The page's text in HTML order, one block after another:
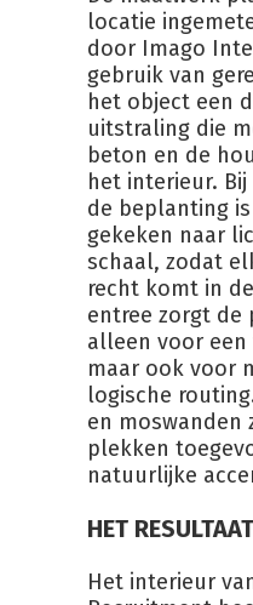
locatie
door Imago
gebruik van
het object een
uitstraling die
beton en de
het interieur.
de beplanting
gekeken naar
schaal, zodat
recht komt in
entree zorgt
alleen voor
maar ook voor
logische
en moswanden
plekken
natuurlijke
HET RESULTAAT
Het interieur